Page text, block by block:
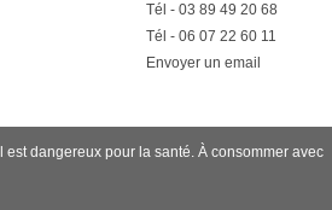
Tél - 03 89 49 20 68
Tél - 06 07 22 60 11
Envoyer un email
est dangereux pour la santé. À consommer avec